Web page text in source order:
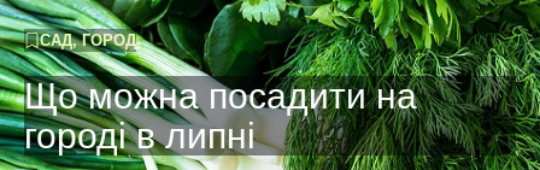
САД, ГОРОД
Що можна посадити на
городі в липні